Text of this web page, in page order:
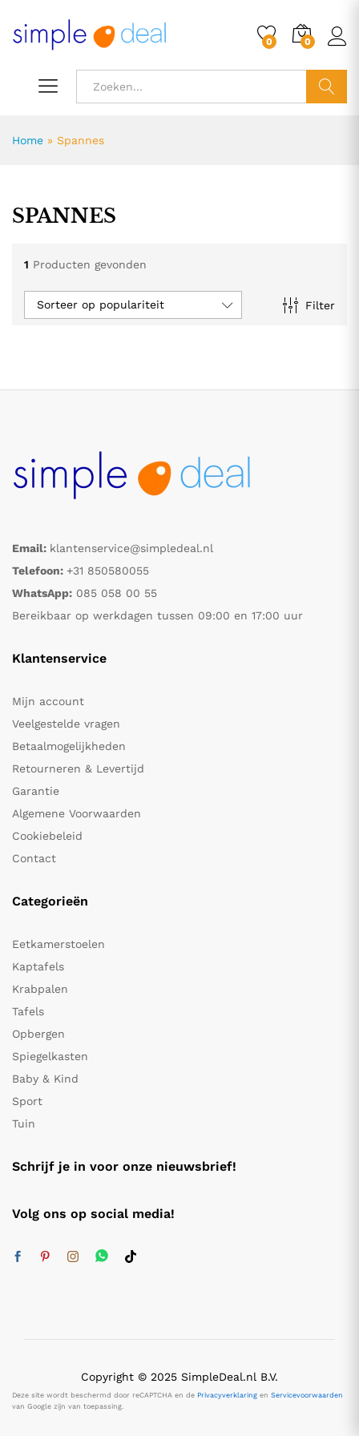
0 0
Home » Spannes
SPANNES
1 Producten gevonden
Filter
Sorteer op populariteit
Email: klantenservice@simpledeal.nl
Telefoon: +31 850580055
WhatsApp: 085 058 00 55
Bereikbaar op werkdagen tussen 09:00 en 17:00 uur
Klantenservice
Mijn account
Veelgestelde vragen
Betaalmogelijkheden
Retourneren & Levertijd
Garantie
Algemene Voorwaarden
Cookiebeleid
Contact
Categorieën
Eetkamerstoelen
Kaptafels
Krabpalen
Tafels
Opbergen
Spiegelkasten
Baby & Kind
Sport
Tuin
Schrijf je in voor onze nieuwsbrief!
Volg ons op social media!
Copyright © 2025 SimpleDeal.nl B.V.
Deze site wordt beschermd door reCAPTCHA en de Privacyverklaring en Servicevoorwaarden
van Google zijn van toepassing.